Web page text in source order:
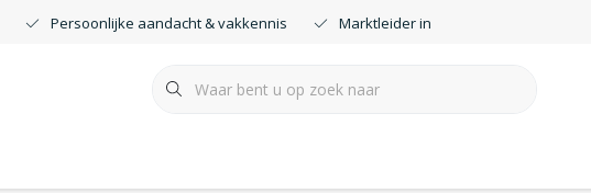
Persoonlijke aandacht & vakkennis Marktleider in smartdimmers